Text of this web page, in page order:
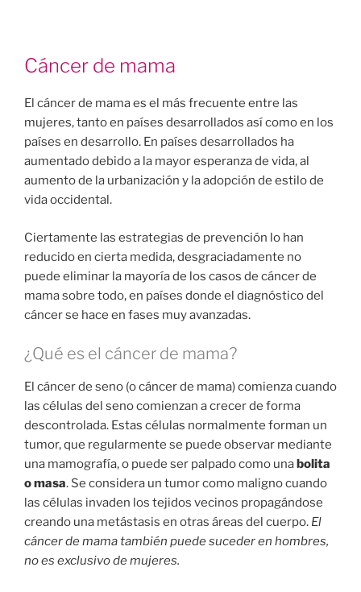
Cáncer de mama
El cáncer de mama es el más frecuente entre las
mujeres, tanto en países desarrollados así como en los
países en desarrollo. En países desarrollados ha
aumentado debido a la mayor esperanza de vida, al
aumento de la urbanización y la adopción de estilo de
vida occidental.
Ciertamente las estrategias de prevención lo han
reducido en cierta medida, desgraciadamente no
puede eliminar la mayoría de los casos de cáncer de
mama sobre todo, en países donde el diagnóstico del
cáncer se hace en fases muy avanzadas.
¿Qué es el cáncer de mama?
El cáncer de seno (o cáncer de mama) comienza cuando
las células del seno comienzan a crecer de forma
descontrolada. Estas células normalmente forman un
tumor, que regularmente se puede observar mediante
una mamografía, o puede ser palpado como una bolita
o masa. Se considera un tumor como maligno cuando
las células invaden los tejidos vecinos propagándose
creando una metástasis en otras áreas del cuerpo. El
cáncer de mama también puede suceder en hombres,
no es exclusivo de mujeres.